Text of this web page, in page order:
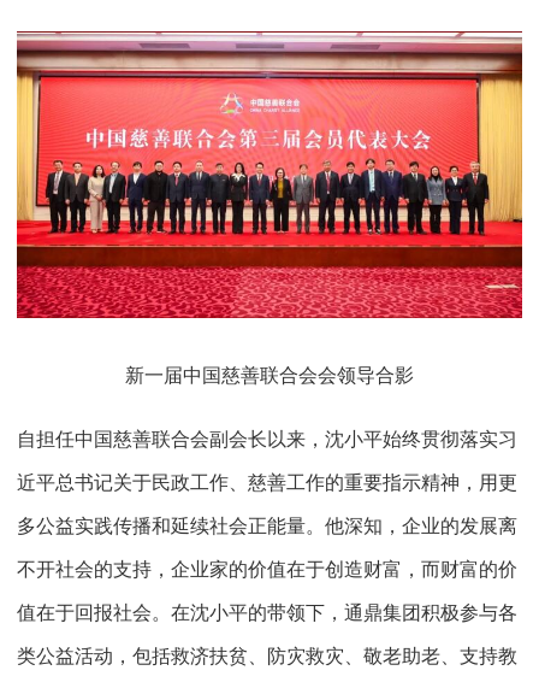
新一届中国慈善联合会会领导合影
自担任中国慈善联合会副会长以来，沈小平始终贯彻落实习
近平总书记关于民政工作、慈善工作的重要指示精神，用更
多公益实践传播和延续社会正能量。他深知，企业的发展离
不开社会的支持，企业家的价值在于创造财富，而财富的价
值在于回报社会。在沈小平的带领下，通鼎集团积极参与各
类公益活动，包括救济扶贫、防灾救灾、敬老助老、支持教